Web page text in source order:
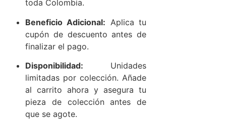
toda Colombia.
Beneficio Adicional: Aplica tu
cupón de descuento antes de
finalizar el pago.
Disponibilidad: Unidades
limitadas por colección. Añade
al carrito ahora y asegura tu
pieza de colección antes de
que se agote.